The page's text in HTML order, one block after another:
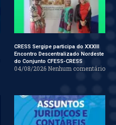
CRESS Sergipe participa do XXXIII
Encontro Descentralizado Nordeste
do Conjunto CFESS-CRESS
04/08/2026 Nenhum comentário